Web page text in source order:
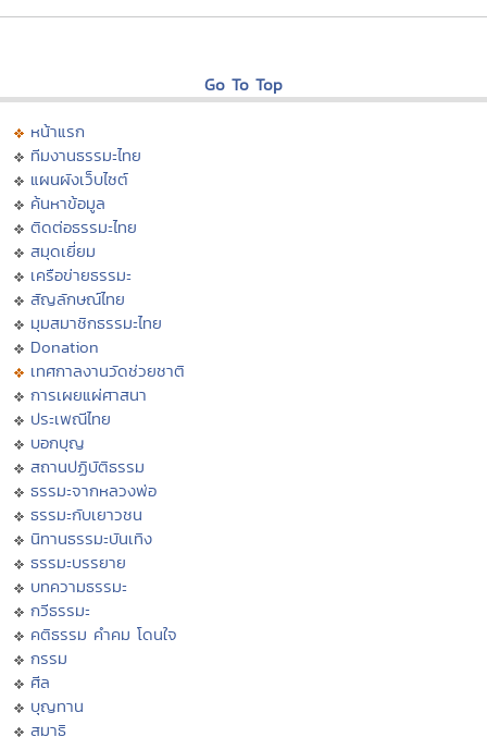
Go To Top
หน้าแรก
ทีมงานธรรมะไทย
แผนผังเว็บไซต์
ค้นหาข้อมูล
ติดต่อธรรมะไทย
สมุดเยี่ยม
เครือข่ายธรรมะ
สัญลักษณ์ไทย
มุมสมาชิกธรรมะไทย
Donation
เทศกาลงานวัดช่วยชาติ
การเผยแผ่ศาสนา
ประเพณีไทย
บอกบุญ
สถานปฏิบัติธรรม
ธรรมะจากหลวงพ่อ
ธรรมะกับเยาวชน
นิทานธรรมะบันเทิง
ธรรมะบรรยาย
บทความธรรมะ
กวีธรรมะ
คติธรรม คำคม โดนใจ
กรรม
ศีล
บุญทาน
สมาธิ